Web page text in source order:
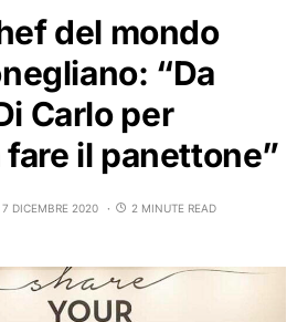
del mondo
“Da
Carlo per
fare il panettone”
7 DICEMBRE 2020 2 MINUTE READ